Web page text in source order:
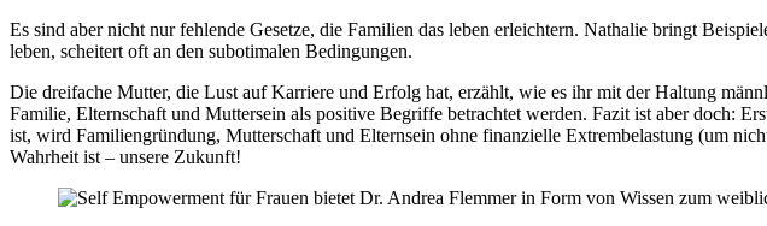
Es sind aber nicht nur fehlende Gesetze, die Familien das leben erleichtern. Nathalie bringt
leben, scheitert oft an den subotimalen Bedingungen.
Die dreifache Mutter, die Lust auf Karriere und Erfolg hat, erzählt, wie es ihr mit der Haltung
Familie, Elternschaft und Muttersein als positive Begriffe betrachtet werden. Fazit ist aber doch:
ist, wird Familiengründung, Mutterschaft und Elternsein ohne finanzielle Extrembelastung (um
Wahrheit ist – unsere Zukunft!